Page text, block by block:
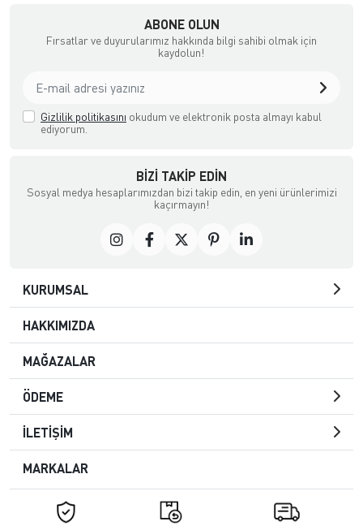
ABONE OLUN
Fırsatlar ve duyurularımız hakkında bilgi sahibi olmak için
kaydolun!
Gizlilik politikasını okudum ve elektronik posta almayı kabul
ediyorum.
BIZI TAKIP EDIN
Sosyal medya hesaplarımızdan bizi takip edin, en yeni ürünlerimizi
kaçırmayın!
KURUMSAL
HAKKIMIZDA
MAĞAZALAR
ÖDEME
İLETİŞİM
MARKALAR